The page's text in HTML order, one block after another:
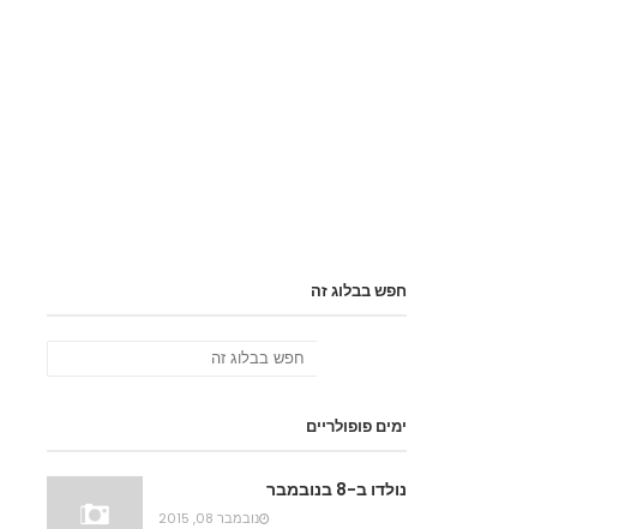
חפש בבלוג זה
ימים פופולריים
נולדו ב-8 בנובמבר
נובמבר 08, 2015